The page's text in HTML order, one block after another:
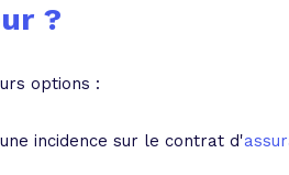
?
options :
incidence sur le contrat d'